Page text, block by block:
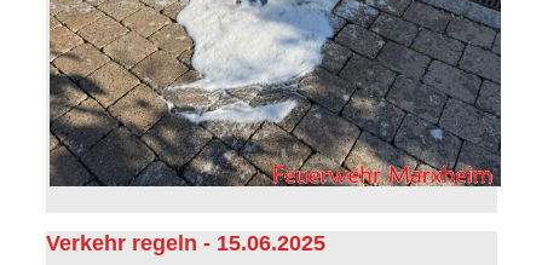
Verkehr regeln - 15.06.2025